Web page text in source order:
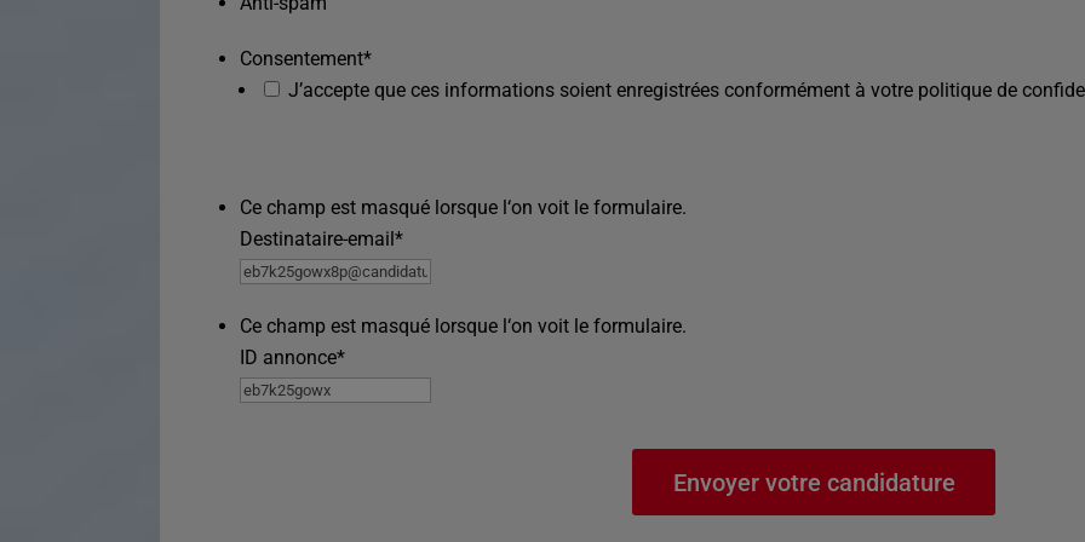
Consentement*
J’accepte que ces informations soient enregistrées conformément à votre politique de
Ce champ est masqué lorsque l‘on voit le formulaire.
Destinataire-email*
Ce champ est masqué lorsque l‘on voit le formulaire.
ID annonce*